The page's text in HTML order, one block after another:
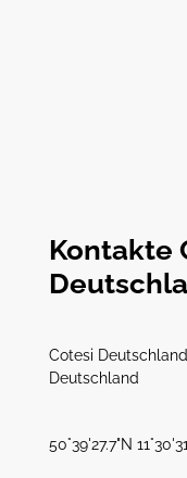
Kontakte
Cotesi
Deutschland
50°39'27.7"N